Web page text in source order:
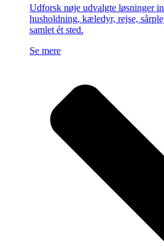
Udforsk nøje udvalgte løsninger
husholdning, kæledyr, rejse,
samlet ét sted.
Se mere